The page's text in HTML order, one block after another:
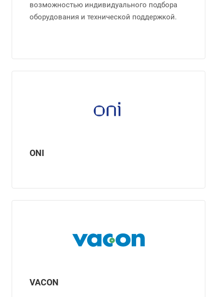
возможностью индивидуального подбора
оборудования и технической поддержкой.
ONI
VACON